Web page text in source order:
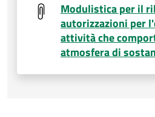
Modulistica per il
autorizzazioni per
attività che
atmosfera di